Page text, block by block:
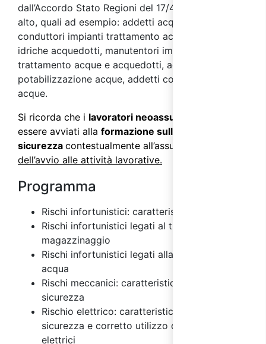
dall’Accordo Stato Regioni del 17/4/2025 a rischio
alto, quali ad esempio: addetti acquedotto,
conduttori impianti trattamento acqua, tecnici reti
idriche acquedotti, manutentori impianti
trattamento acque e acquedotti, addetti
potabilizzazione acque, addetti controllo qualità
acque.
Si ricorda che i lavoratori neoassunti
essere avviati alla formazione sulla
sicurezza contestualmente all’assunzione e
dell’avvio alle attività lavorative.
Programma
Rischi infortunistici: caratteristiche
Rischi infortunistici legati al trasporto e
magazzinaggio
Rischi infortunistici legati alla fornitura di
acqua
Rischi meccanici: caratteristiche e misure di
sicurezza
Rischio elettrico: caratteristiche, misure di
sicurezza e corretto utilizzo degli impianti
elettrici